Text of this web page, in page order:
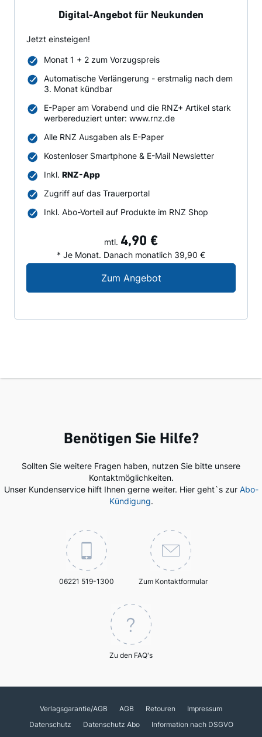
Digital-Angebot für Neukunden
Jetzt einsteigen!
Monat 1 + 2 zum Vorzugspreis
Automatische Verlängerung - erstmalig nach dem
3. Monat kündbar
E-Paper am Vorabend und die RNZ+ Artikel stark
werbereduziert unter: www.rnz.de
Alle RNZ Ausgaben als E-Paper
Kostenloser Smartphone & E-Mail Newsletter
Inkl. RNZ-App
Zugriff auf das Trauerportal
Inkl. Abo-Vorteil auf Produkte im RNZ Shop
mtl. 4,90 €
* Je Monat. Danach monatlich 39,90 €
Zum AngebotDigital-Angebot für
Benötigen Sie Hilfe?
Sollten Sie weitere Fragen haben, nutzen Sie bitte unsere
Kontaktmöglichkeiten.
Unser Kundenservice hilft Ihnen gerne weiter. Hier geht`s zur Abo-
Kündigung.
06221 519-1300 Zum Kontaktformular
Zu den FAQ's
Verlagsgarantie/AGB AGB Retouren
Impressum
Datenschutz
Datenschutz Abo
Information nach DSGVO